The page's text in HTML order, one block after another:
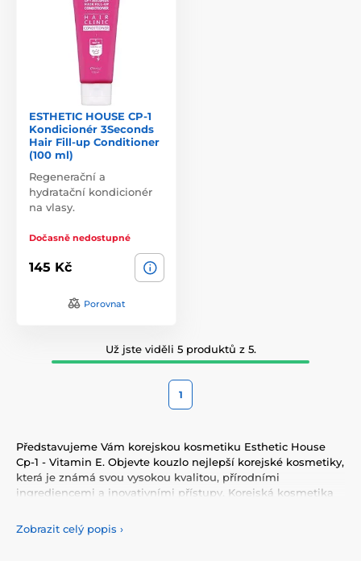
ESTHETIC HOUSE CP-1
Kondicionér 3Seconds
Hair Fill-up Conditioner
(100 ml)
Regenerační a
hydratační kondicionér
na vlasy.
Dočasně nedostupné
145 Kč
Porovnat
Už jste viděli 5 produktů z 5.
1
Představujeme Vám korejskou kosmetiku Esthetic House
Cp-1 - Vitamin E. Objevte kouzlo nejlepší korejské kosmetiky,
která je známá svou vysokou kvalitou, přírodními
ingrediencemi a inovativními přístupy. Korejská kosmetika
Vyzkoušejte tonery, séra, esence, pleťové krémy, vše pro
odlíčení a čištění pleti. Korejská kosmetika se také
Zobrazit celý popis ›